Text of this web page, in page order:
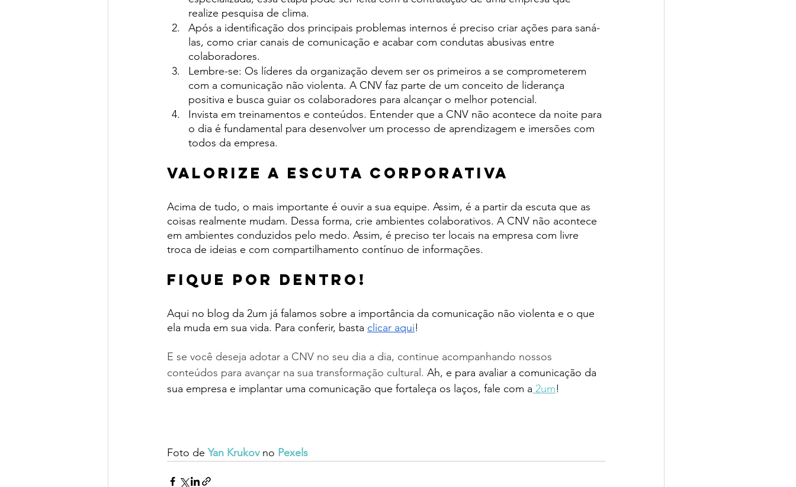
realize pesquisa de clima.
Após a identificação dos principais problemas internos é preciso criar ações para saná-
las, como criar canais de comunicação e acabar com condutas abusivas entre
colaboradores.
Lembre-se: Os líderes da organização devem ser os primeiros a se comprometerem
com a comunicação não violenta. A CNV faz parte de um conceito de liderança
positiva e busca guiar os colaboradores para alcançar o melhor potencial.
Invista em treinamentos e conteúdos. Entender que a CNV não acontece da noite para
o dia é fundamental para desenvolver um processo de aprendizagem e imersões com
todos da empresa.
Valorize a escuta corporativa
Acima de tudo, o mais importante é ouvir a sua equipe. Assim, é a partir da escuta que as
coisas realmente mudam. Dessa forma, crie ambientes colaborativos. A CNV não acontece
em ambientes conduzidos pelo medo. Assim, é preciso ter locais na empresa com livre
troca de ideias e com compartilhamento contínuo de informações.
Fique por dentro!
Aqui no blog da 2um já falamos sobre a importância da comunicação não violenta e o que
ela muda em sua vida. Para conferir, basta clicar aqui!
E se você deseja adotar a CNV no seu dia a dia, continue acompanhando nossos
conteúdos para avançar na sua transformação cultural. Ah, e para avaliar a comunicação da
sua empresa e implantar uma comunicação que fortaleça os laços, fale com a 2um!
Foto de Yan Krukov no Pexels